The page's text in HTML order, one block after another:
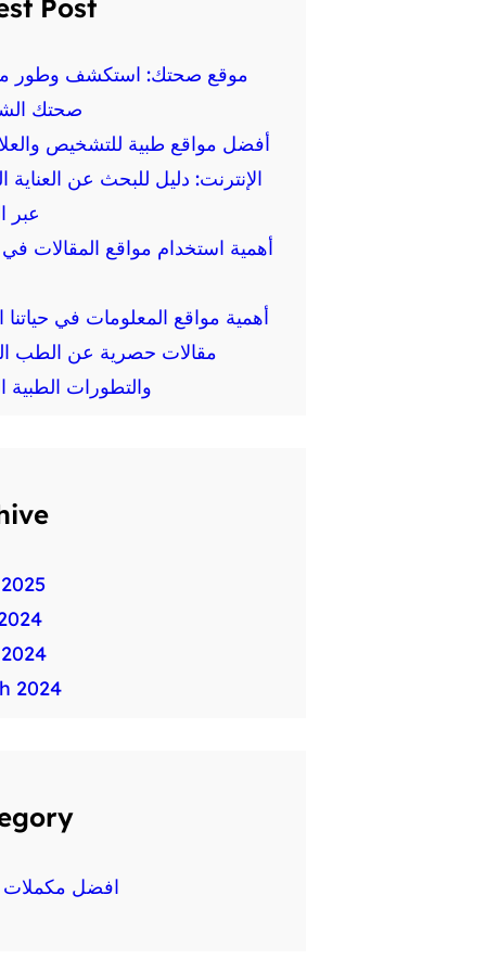
Post
موقع صحتك: استكشف وطور
صحتك
أفضل مواقع طبية للتشخيص
الإنترنت: دليل للبحث عن العناية
عبر
أهمية استخدام مواقع المقالات في
أهمية مواقع المعلومات في حياتنا
مقالات حصرية عن الطب
والتطورات الطبية
2024
افضل مكملات